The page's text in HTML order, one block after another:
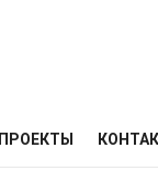
ПРОЕКТЫ